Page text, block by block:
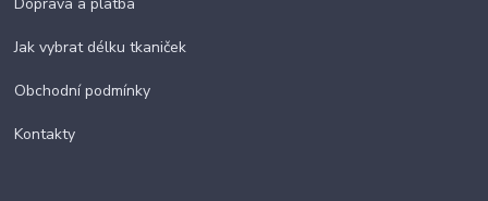
Jak vybrat délku tkaniček
Obchodní podmínky
Kontakty